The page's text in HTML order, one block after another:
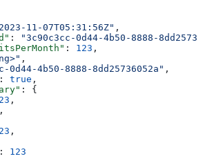
11-07T05:31:56Z" ,
:
"3c90c3cc-0d44-4b50-8888-
: 123 ,
,
0d44-4b50-8888-8dd25736052a" ,
: true ,
: {
,
,
,
: 123